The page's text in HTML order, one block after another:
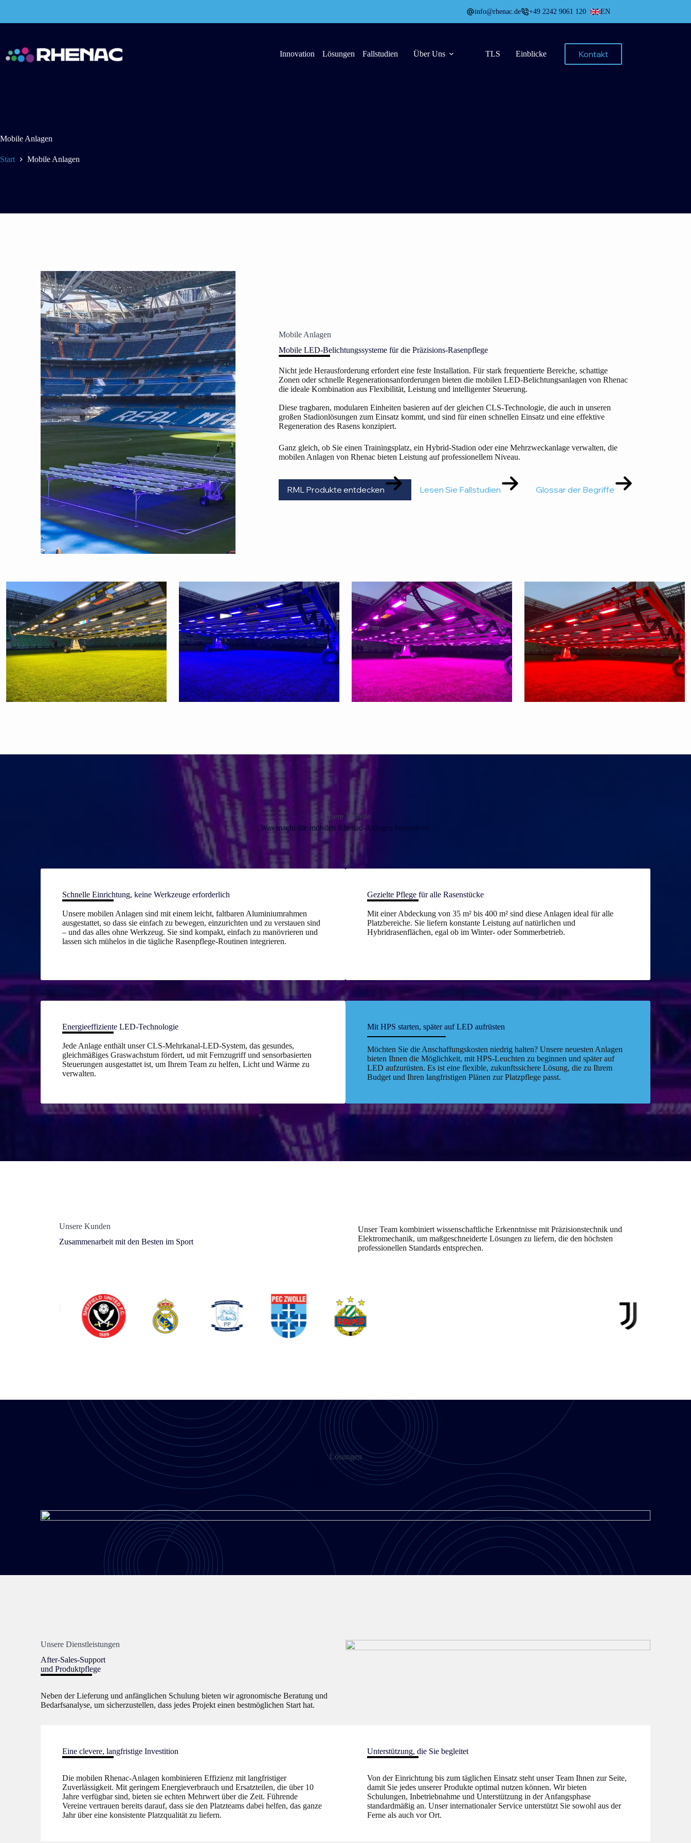
springen
info@rhenac.de +49 2242 9061 120 EN
Innovation Lösungen Fallstudien Über Uns TLS Einblicke Kontakt
Mobile Anlagen
Start Mobile Anlagen
Mobile Anlagen
Mobile LED-Belichtungssysteme für die Präzisions-Rasenpflege
Nicht jede Herausforderung erfordert eine feste Installation. Für stark frequentierte Bereiche, schattige
Zonen oder schnelle Regenerationsanforderungen bieten die mobilen LED-Belichtungsanlagen von Rhenac
die ideale Kombination aus Flexibilität, Leistung und intelligenter Steuerung.
Diese tragbaren, modularen Einheiten basieren auf der gleichen CLS-Technologie, die auch in unseren
großen Stadionlösungen zum Einsatz kommt, und sind für einen schnellen Einsatz und eine effektive
Regeneration des Rasens konzipiert.
Ganz gleich, ob Sie einen Trainingsplatz, ein Hybrid-Stadion oder eine Mehrzweckanlage verwalten, die
mobilen Anlagen von Rhenac bieten Leistung auf professionellem Niveau.
RML Produkte entdecken Lesen Sie Fallstudien Glossar der Begriffe
Unsere Vorteile
Was macht die mobilen Rhenac-Anlagen besonders?
Schnelle Einrichtung, keine Werkzeuge erforderlich
Unsere mobilen Anlagen sind mit einem leicht, faltbaren Aluminiumrahmen
ausgestattet, so dass sie einfach zu bewegen, einzurichten und zu verstauen sind
– und das alles ohne Werkzeug. Sie sind kompakt, einfach zu manövrieren und
lassen sich mühelos in die tägliche Rasenpflege-Routinen integrieren.
Gezielte Pflege für alle Rasenstücke
Mit einer Abdeckung von 35 m² bis 400 m² sind diese Anlagen ideal für alle
Platzbereiche. Sie liefern konstante Leistung auf natürlichen und
Hybridrasenflächen, egal ob im Winter- oder Sommerbetrieb.
Energieeffiziente LED-Technologie
Jede Anlage enthält unser CLS-Mehrkanal-LED-System, das gesundes,
gleichmäßiges Graswachstum fördert, ud mit Fernzugriff und sensorbasierten
Steuerungen ausgestattet ist, um Ihrem Team zu helfen, Licht und Wärme zu
verwalten.
Mit HPS starten, später auf LED aufrüsten
Möchten Sie die Anschaffungskosten niedrig halten? Unsere neuesten Anlagen
bieten Ihnen die Möglichkeit, mit HPS-Leuchten zu beginnen und später auf
LED aufzurüsten. Es ist eine flexible, zukunftssichere Lösung, die zu Ihrem
Budget und Ihren langfristigen Plänen zur Platzpflege passt.
Unsere Kunden
Zusammenarbeit mit den Besten im Sport
Unser Team kombiniert wissenschaftliche Erkenntnisse mit Präzisionstechnik und
Elektromechanik, um maßgeschneiderte Lösungen zu liefern, die den höchsten
professionellen Standards entsprechen.
Lösungen
Entwickelt mit Präzision,
und unterstützt von 12 Jahren Forschung.
Unsere Dienstleistungen
After-Sales-Support
und Produktpflege
Neben der Lieferung und anfänglichen Schulung bieten wir agronomische Beratung und
Bedarfsanalyse, um sicherzustellen, dass jedes Projekt einen bestmöglichen Start hat.
Eine clevere, langfristige Investition
Die mobilen Rhenac-Anlagen kombinieren Effizienz mit langfristiger
Zuverlässigkeit. Mit geringem Energieverbrauch und Ersatzteilen, die über 10
Jahre verfügbar sind, bieten sie echten Mehrwert über die Zeit. Führende
Vereine vertrauen bereits darauf, dass sie den Platzteams dabei helfen, das ganze
Jahr über eine konsistente Platzqualität zu liefern.
Unterstützung, die Sie begleitet
Von der Einrichtung bis zum täglichen Einsatz steht unser Team Ihnen zur Seite,
damit Sie jedes unserer Produkte optimal nutzen können. Wir bieten
Schulungen, Inbetriebnahme und Unterstützung in der Anfangsphase
standardmäßig an. Unser internationaler Service unterstützt Sie sowohl aus der
Ferne als auch vor Ort.